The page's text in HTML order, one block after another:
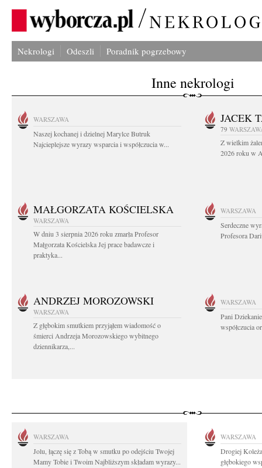
Nekrologi Odeszli Poradnik pogrzebowy
Inne nekrologi
WARSZAWA
Naszej kochanej i dzielnej Marylce Butruk
Najcieplejsze wyrazy wsparcia i współczucia w...
JACEK
79
Z wielkim
2026 roku w
MAŁGORZATA KOŚCIELSKA
WARSZAWA
W dniu 3 sierpnia 2026 roku zmarła Profesor
Małgorzata Kościelska Jej prace badawcze i
praktyka...
WARSZAWA
Serdeczne
Profesora
ANDRZEJ MOROZOWSKI
WARSZAWA
Z głębokim smutkiem przyjąłem wiadomość o
śmierci Andrzeja Morozowskiego wybitnego
dziennikarza,...
WARSZAWA
Pani
współczucia
WARSZAWA
Jolu, łączę się z Tobą w smutku po odejściu Twojej
Mamy Tobie i Twoim Najbliższym składam wyrazy...
WARSZAWA
Drogiej
głębokiego